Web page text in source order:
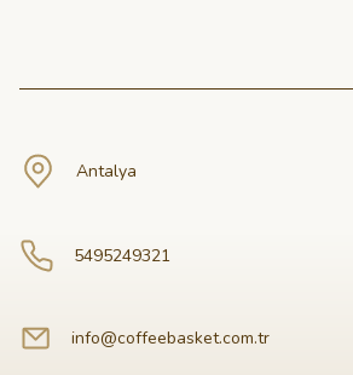
Antalya
5495249321
info@coffeebasket.com.tr